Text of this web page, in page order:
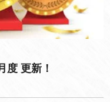
度 更新！